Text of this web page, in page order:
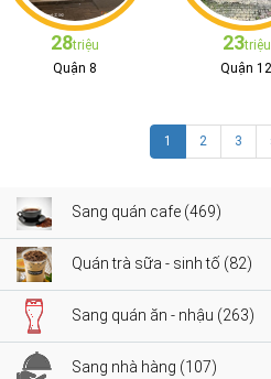
28triệu
Quận 8
23triệu
Quận 12
1 2 3
Sang quán cafe (469)
Quán trà sữa - sinh tố (82)
Sang quán ăn - nhậu (263)
Sang nhà hàng (107)